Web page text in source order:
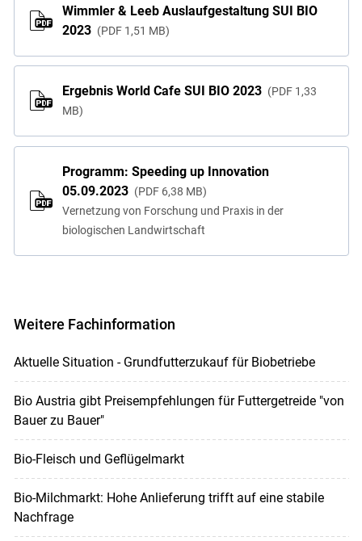
Wimmler & Leeb Auslaufgestaltung SUI BIO
2023
PDF 1,51 MB
Ergebnis World Cafe SUI BIO 2023 PDF 1,33
MB
Programm: Speeding up Innovation
05.09.2023
PDF 6,38 MB
Vernetzung von Forschung und Praxis in der
biologischen Landwirtschaft
Weitere Fachinformation
Aktuelle Situation - Grundfutterzukauf für Biobetriebe
Bio Austria gibt Preisempfehlungen für Futtergetreide "von
Bauer zu Bauer"
Bio-Fleisch und Geflügelmarkt
Bio-Milchmarkt: Hohe Anlieferung trifft auf eine stabile
Nachfrage